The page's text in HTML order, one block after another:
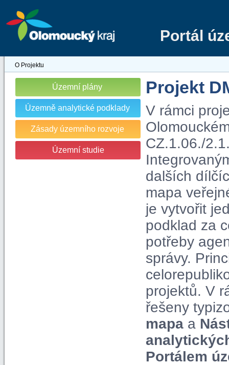
Portál
O Projektu
Územní plány
Územně analytické podklady
Zásady územního rozvoje
Územní studie
Projekt
V rámci
CZ.1.06./
dalších
mapa
je vytvořit
podklad za
potřeby
správy.
projektů. V
řešeny
mapa a
Portálem